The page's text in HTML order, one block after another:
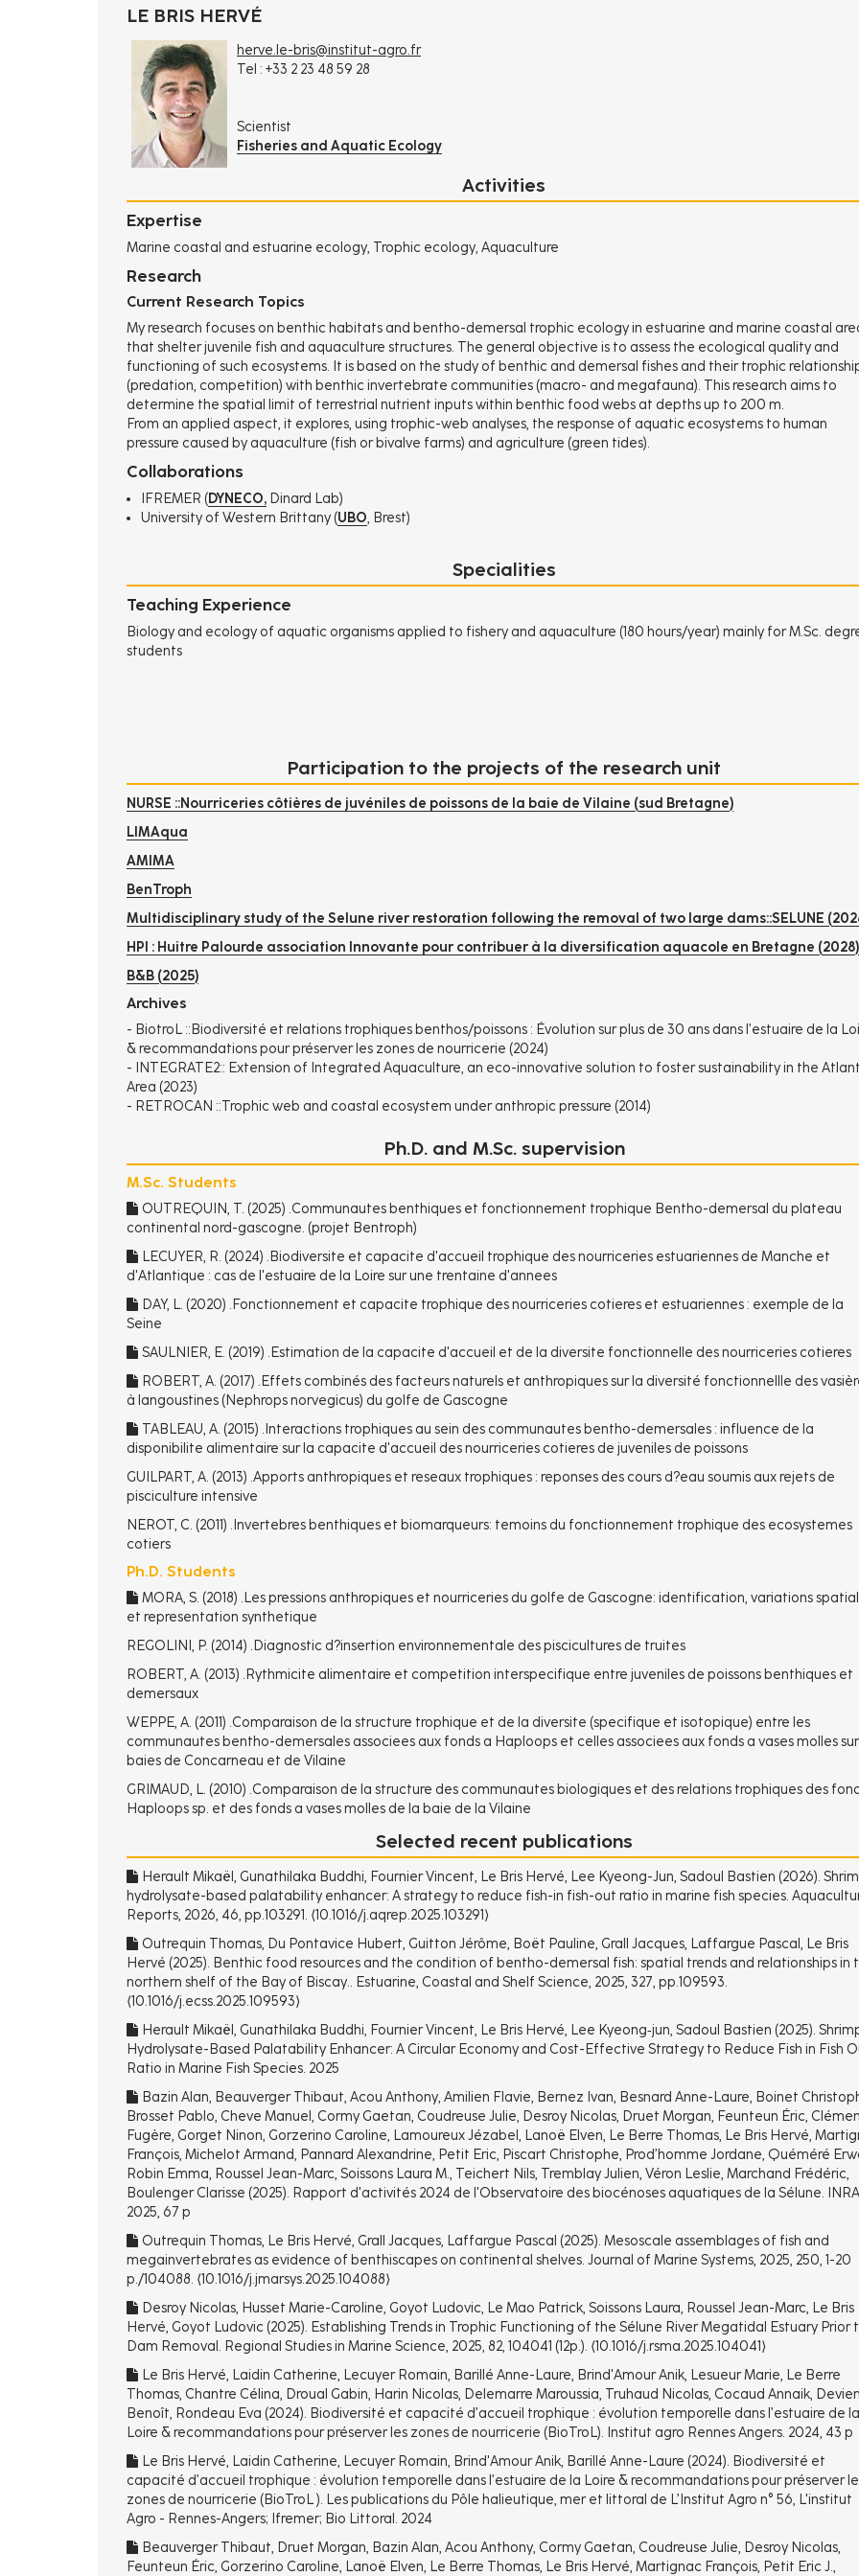
LE BRIS HERVÉ
herve.le-bris@institut-agro.fr
Tel : +33 2 23 48 59 28
Scientist
Fisheries and Aquatic Ecology
Activities
Expertise
Marine coastal and estuarine ecology, Trophic ecology, Aquaculture
Research
Current Research Topics
My research focuses on benthic habitats and bentho-demersal trophic ecology in estuarine and marine coastal
that shelter juvenile fish and aquaculture structures. The general objective is to assess the ecological quality and
functioning of such ecosystems. It is based on the study of benthic and demersal fishes and their trophic
(predation, competition) with benthic invertebrate communities (macro- and megafauna). This research aims to
determine the spatial limit of terrestrial nutrient inputs within benthic food webs at depths up to 200 m.
From an applied aspect, it explores, using trophic-web analyses, the response of aquatic ecosystems to human
pressure caused by aquaculture (fish or bivalve farms) and agriculture (green tides).
Collaborations
IFREMER (DYNECO, Dinard Lab)
University of Western Brittany (UBO, Brest)
Specialities
Teaching Experience
Biology and ecology of aquatic organisms applied to fishery and aquaculture (180 hours/year) mainly for M.Sc.
students
Participation to the projects of the research unit
NURSE ::Nourriceries côtières de juvéniles de poissons de la baie de Vilaine (sud Bretagne)
LIMAqua
AMIMA
BenTroph
Multidisciplinary study of the Selune river restoration following the removal of two large dams::SELUNE
HPI : Huitre Palourde association Innovante pour contribuer à la diversification aquacole en Bretagne (2028)
B&B (2025)
Archives
- BiotroL ::Biodiversité et relations trophiques benthos/poissons : Évolution sur plus de 30 ans dans l’estuaire de la
& recommandations pour préserver les zones de nourricerie (2024)
-
INTEGRATE2:: Extension of Integrated Aquaculture, an eco-innovative solution to foster sustainability in the
Area (2023)
- RETROCAN ::Trophic web and coastal ecosystem under anthropic pressure (2014)
Ph.D. and M.Sc. supervision
M.Sc. Students
OUTREQUIN, T. (2025) .Communautes benthiques et fonctionnement trophique Bentho-demersal du plateau
continental nord-gascogne. (projet Bentroph)
LECUYER, R. (2024) .Biodiversite et capacite d'accueil trophique des nourriceries estuariennes de Manche et
d'Atlantique : cas de l'estuaire de la Loire sur une trentaine d'annees
DAY, L. (2020) .Fonctionnement et capacite trophique des nourriceries cotieres et estuariennes : exemple de la
Seine
SAULNIER, E. (2019) .Estimation de la capacite d'accueil et de la diversite fonctionnelle des nourriceries cotieres
ROBERT, A. (2017) .Effets combinés des facteurs naturels et anthropiques sur la diversité fonctionnellle des
à langoustines (Nephrops norvegicus) du golfe de Gascogne
TABLEAU, A. (2015) .Interactions trophiques au sein des communautes bentho-demersales : influence de la
disponibilite alimentaire sur la capacite d'accueil des nourriceries cotieres de juveniles de poissons
GUILPART, A. (2013) .Apports anthropiques et reseaux trophiques : reponses des cours d?eau soumis aux rejets de
pisciculture intensive
NEROT, C. (2011) .Invertebres benthiques et biomarqueurs: temoins du fonctionnement trophique des ecosystemes
cotiers
Ph.D. Students
MORA, S. (2018) .Les pressions anthropiques et nourriceries du golfe de Gascogne: identification, variations
et representation synthetique
REGOLINI, P. (2014) .Diagnostic d?insertion environnementale des piscicultures de truites
ROBERT, A. (2013) .Rythmicite alimentaire et competition interspecifique entre juveniles de poissons benthiques et
demersaux
WEPPE, A. (2011) .Comparaison de la structure trophique et de la diversite (specifique et isotopique) entre les
communautes bentho-demersales associees aux fonds a Haploops et celles associees aux fonds a vases molles
baies de Concarneau et de Vilaine
GRIMAUD, L. (2010) .Comparaison de la structure des communautes biologiques et des relations trophiques des
Haploops sp. et des fonds a vases molles de la baie de la Vilaine
Selected recent publications
Herault Mikaël, Gunathilaka Buddhi, Fournier Vincent, Le Bris Hervé, Lee Kyeong-Jun, Sadoul Bastien (2026).
hydrolysate-based palatability enhancer: A strategy to reduce fish-in fish-out ratio in marine fish species.
Reports, 2026, 46, pp.103291. ⟨10.1016/j.aqrep.2025.103291⟩
Outrequin Thomas, Du Pontavice Hubert, Guitton Jérôme, Boët Pauline, Grall Jacques, Laffargue Pascal, Le Bris
Hervé (2025). Benthic food resources and the condition of bentho-demersal fish: spatial trends and relationships in
northern shelf of the Bay of Biscay.. Estuarine, Coastal and Shelf Science, 2025, 327, pp.109593.
⟨10.1016/j.ecss.2025.109593⟩
Herault Mikaël, Gunathilaka Buddhi, Fournier Vincent, Le Bris Hervé, Lee Kyeong‐jun, Sadoul Bastien (2025).
Hydrolysate-Based Palatability Enhancer: A Circular Economy and Cost-Effective Strategy to Reduce Fish in Fish
Ratio in Marine Fish Species. 2025
Bazin Alan, Beauverger Thibaut, Acou Anthony, Amilien Flavie, Bernez Ivan, Besnard Anne-Laure, Boinet
Brosset Pablo, Cheve Manuel, Cormy Gaetan, Coudreuse Julie, Desroy Nicolas, Druet Morgan, Feunteun Éric,
Fugère, Gorget Ninon, Gorzerino Caroline, Lamoureux Jézabel, Lanoë Elven, Le Berre Thomas, Le Bris Hervé,
François, Michelot Armand, Pannard Alexandrine, Petit Eric, Piscart Christophe, Prod’homme Jordane, Quéméré
Robin Emma, Roussel Jean-Marc, Soissons Laura M., Teichert Nils, Tremblay Julien, Véron Leslie, Marchand Frédéric,
Boulenger Clarisse (2025). Rapport d'activités 2024 de l'Observatoire des biocénoses aquatiques de la Sélune.
2025, 67 p
Outrequin Thomas, Le Bris Hervé, Grall Jacques, Laffargue Pascal (2025). Mesoscale assemblages of fish and
megainvertebrates as evidence of benthiscapes on continental shelves. Journal of Marine Systems, 2025, 250, 1-20
p./104088. ⟨10.1016/j.jmarsys.2025.104088⟩
Desroy Nicolas, Husset Marie-Caroline, Goyot Ludovic, Le Mao Patrick, Soissons Laura, Roussel Jean-Marc, Le Bris
Hervé, Goyot Ludovic (2025). Establishing Trends in Trophic Functioning of the Sélune River Megatidal Estuary Prior
Dam Removal. Regional Studies in Marine Science, 2025, 82, 104041 (12p.). ⟨10.1016/j.rsma.2025.104041⟩
Le Bris Hervé, Laidin Catherine, Lecuyer Romain, Barillé Anne-Laure, Brind'Amour Anik, Lesueur Marie, Le Berre
Thomas, Chantre Célina, Droual Gabin, Harin Nicolas, Delemarre Maroussia, Truhaud Nicolas, Cocaud Annaik,
Benoît, Rondeau Eva (2024). Biodiversité et capacité d’accueil trophique : évolution temporelle dans l’estuaire de la
Loire & recommandations pour préserver les zones de nourricerie (BioTroL). Institut agro Rennes Angers. 2024, 43 p
Le Bris Hervé, Laidin Catherine, Lecuyer Romain, Brind'Amour Anik, Barillé Anne-Laure (2024). Biodiversité et
capacité d’accueil trophique : évolution temporelle dans l’estuaire de la Loire & recommandations pour préserver
zones de nourricerie (BioTroL ). Les publications du Pôle halieutique, mer et littoral de L’Institut Agro n° 56, L'institut
Agro - Rennes-Angers; Ifremer; Bio Littoral. 2024
Beauverger Thibaut, Druet Morgan, Bazin Alan, Acou Anthony, Cormy Gaetan, Coudreuse Julie, Desroy Nicolas,
Feunteun Éric, Gorzerino Caroline, Lanoë Elven, Le Berre Thomas, Le Bris Hervé, Martignac François, Petit Eric J.,